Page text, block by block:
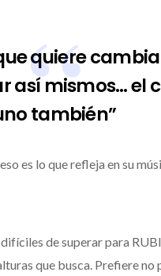
quiere
así mismos… el
también”
es lo que refleja en su
de superar para
que busca. Prefiere no